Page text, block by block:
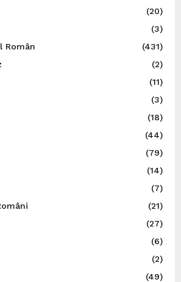
(20)
(3)
Român
(431)
(2)
(11)
(3)
(18)
(44)
(79)
(14)
(7)
(21)
(27)
(6)
(2)
(49)